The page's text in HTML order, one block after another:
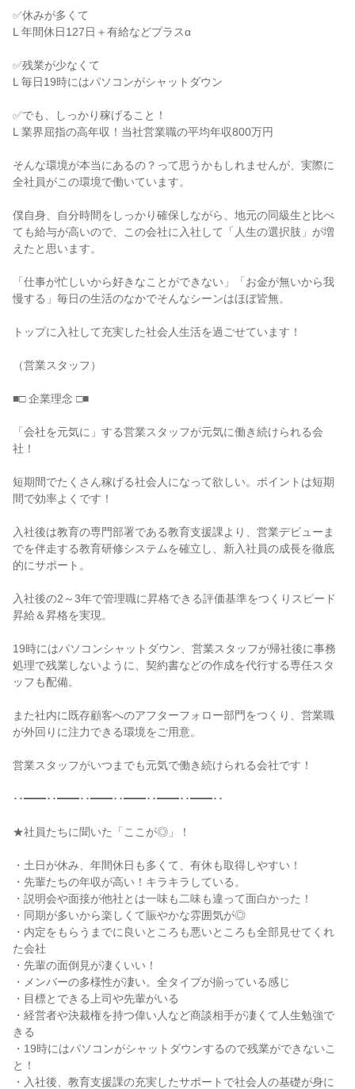
✅休みが多くて
L 年間休日127日＋有給などプラスα
✅残業が少なくて
L 毎日19時にはパソコンがシャットダウン
✅でも、しっかり稼げること！
L 業界屈指の高年収！当社営業職の平均年収800万円
そんな環境が本当にあるの？って思うかもしれませんが、実際に
全社員がこの環境で働いています。
僕自身、自分時間をしっかり確保しながら、地元の同級生と比べ
ても給与が高いので、この会社に入社して「人生の選択肢」が増
えたと思います。
「仕事が忙しいから好きなことができない」「お金が無いから我
慢する」毎日の生活のなかでそんなシーンはほぼ皆無。
トップに入社して充実した社会人生活を過ごせています！
（営業スタッフ）
■□ 企業理念 □■
「会社を元気に」する営業スタッフが元気に働き続けられる会
社！
短期間でたくさん稼げる社会人になって欲しい。ポイントは短期
間で効率よくです！
入社後は教育の専門部署である教育支援課より、営業デビューま
でを伴走する教育研修システムを確立し、新入社員の成長を徹底
的にサポート。
入社後の2～3年で管理職に昇格できる評価基準をつくりスピード
昇給＆昇格を実現。
19時にはパソコンシャットダウン、営業スタッフが帰社後に事務
処理で残業しないように、契約書などの作成を代行する専任スタ
ッフも配備。
また社内に既存顧客へのアフターフォロー部門をつくり、営業職
が外回りに注力できる環境をご用意。
営業スタッフがいつまでも元気で働き続けられる会社です！
･･━━･･━━･･━━･･━━･･━━･･━━･･
★社員たちに聞いた「ここが◎」！
・土日が休み、年間休日も多くて、有休も取得しやすい！
・先輩たちの年収が高い！キラキラしている。
・説明会や面接が他社とは一味も二味も違って面白かった！
・同期が多いから楽しくて賑やかな雰囲気が◎
・内定をもらうまでに良いところも悪いところも全部見せてくれ
た会社
・先輩の面倒見が凄くいい！
・メンバーの多様性が凄い。全タイプが揃っている感じ
・目標とできる上司や先輩がいる
・経営者や決裁権を持つ偉い人など商談相手が凄くて人生勉強で
きる
・19時にはパソコンがシャットダウンするので残業ができないこ
と！
・入社後、教育支援課の充実したサポートで社会人の基礎が身に